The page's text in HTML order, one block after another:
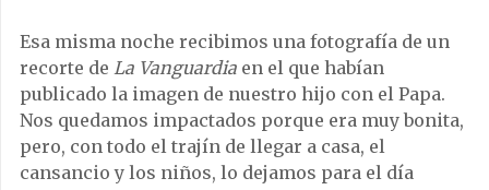
Esa misma noche recibimos una fotografía de un
recorte de La Vanguardia en el que habían
publicado la imagen de nuestro hijo con el Papa.
Nos quedamos impactados porque era muy bonita,
pero, con todo el trajín de llegar a casa, el
cansancio y los niños, lo dejamos para el día